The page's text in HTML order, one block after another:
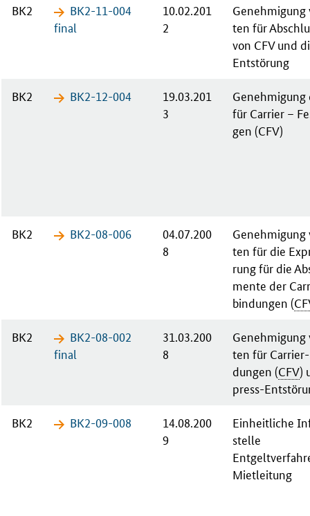
BK2
BK2-11-​004
fi­nal
10.02.201
2
ten für
von CFV und
Ent­stö­rung
BK2 BK2-12-​004
19.03.201
3
für Car­ri­er –
gen (CFV)
BK2 BK2-08-​006
04.07.200
8
ten für die
rung für die
men­te der
bin­dun­gen (
BK2
BK2-08-​002
fi­nal
31.03.200
8
ten für Car­ri­er
dun­gen (CFV)
press-
BK2 BK2-09-​008
14.08.200
9
Einheitliche
stelle
Miet­lei­tung